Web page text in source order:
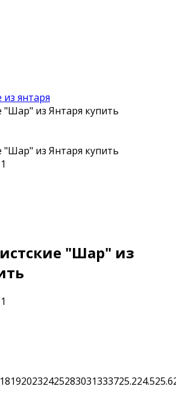
из янтаря
"Шар" из Янтаря купить
"Шар" из Янтаря купить
"Шар" из
181920232425283031333725.224.525.6